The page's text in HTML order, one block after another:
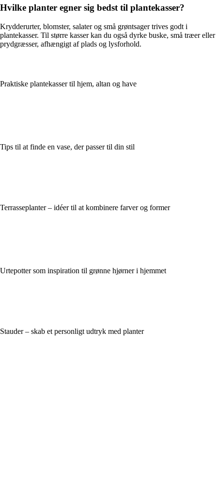
Hvilke planter egner sig bedst til plantekasser?
Krydderurter, blomster, salater og små grøntsager trives godt i
plantekasser. Til større kasser kan du også dyrke buske, små træer eller
prydgræsser, afhængigt af plads og lysforhold.
Praktiske plantekasser til hjem, altan og have
Tips til at finde en vase, der passer til din stil
Terrasseplanter – idéer til at kombinere farver og former
Urtepotter som inspiration til grønne hjørner i hjemmet
Stauder – skab et personligt udtryk med planter